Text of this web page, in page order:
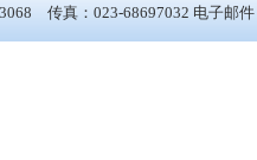
传真：023-68697032 电子邮